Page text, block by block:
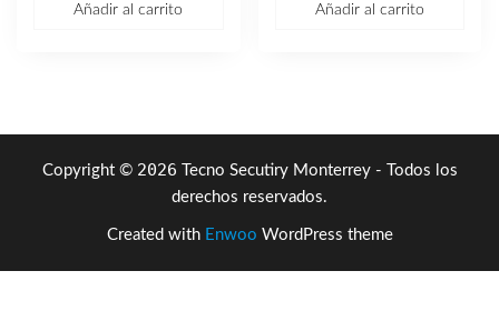
Añadir al carrito Añadir al carrito
Copyright © 2026 Tecno Secutiry Monterrey - Todos los
derechos reservados.
Created with Enwoo WordPress theme